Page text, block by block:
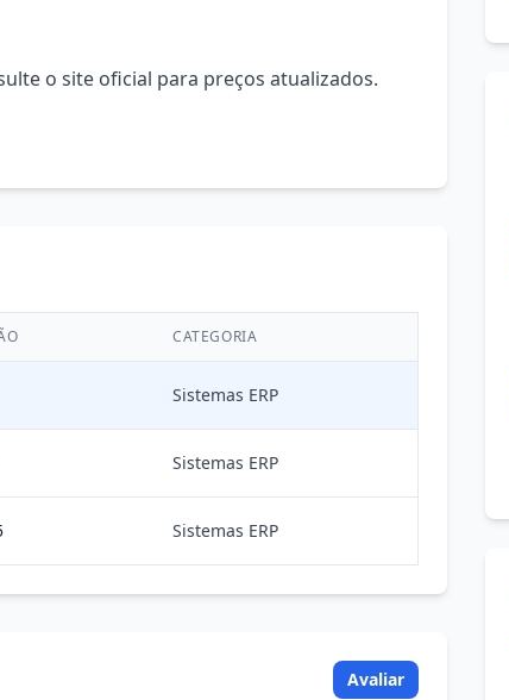
o site oficial para preços atualizados.
CATEGORIA
Sistemas ERP
Sistemas ERP
Sistemas ERP
Avaliar